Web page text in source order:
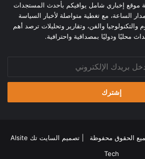
موقع إخباري شامل يوافيكم بأحدث المستجدات
الساعة، مع تغطية متواصلة لأخبار السياسة
والتكنولوجيا والفن، وتقارير وتحليلات ترصد أهم
محليًا ودوليًا بمصداقية واحترافية.
السايت تك Alsite
Tech